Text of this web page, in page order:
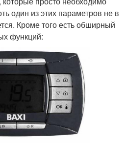
один из этих параметров не в
Кроме того есть обширный
функций: